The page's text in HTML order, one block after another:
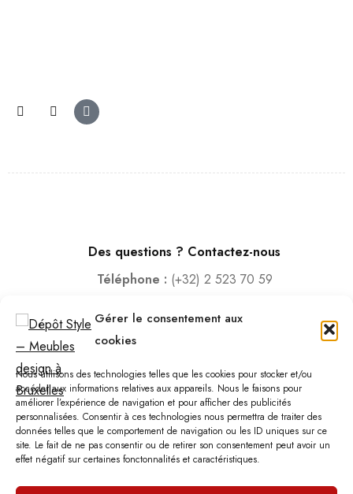
Gérer le consentement aux
cookies
Nous utilisons des technologies telles que les cookies pour stocker et/ou
accéder aux informations relatives aux appareils. Nous le faisons pour
améliorer l’expérience de navigation et pour afficher des publicités
personnalisées. Consentir à ces technologies nous permettra de traiter des
données telles que le comportement de navigation ou les ID uniques sur ce
site. Le fait de ne pas consentir ou de retirer son consentement peut avoir un
effet négatif sur certaines fonctonnalités et caractéristiques.
Des questions ? Contactez-nous
Téléphone : (+32) 2 523 70 59
Adresse : Rue des Deux Gares 6, 1070 Bruxelles
Lundi – Samedi :10:00 – 18:30
Vendredi :10:00-13:00 – 15:00 -18:30
Dimanche :12:00-18:00
Nous sommes fermés les jours fériés.